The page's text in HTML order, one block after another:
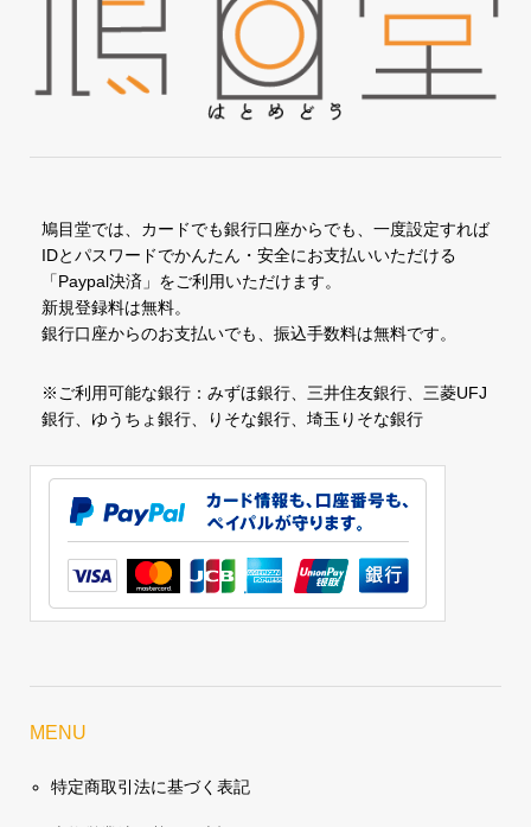
鳩目堂では、カードでも銀行口座からでも、一度設定すれば
IDとパスワードでかんたん・安全にお支払いいただける
「Paypal決済」をご利用いただけます。
新規登録料は無料。
銀行口座からのお支払いでも、振込手数料は無料です。
※ご利用可能な銀行：みずほ銀行、三井住友銀行、三菱UFJ
銀行、ゆうちょ銀行、りそな銀行、埼玉りそな銀行
MENU
特定商取引法に基づく表記